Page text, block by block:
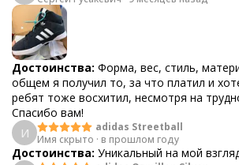
Достоинства: Форма, вес, стиль,
общем я получил то, за что платил и
ребят тоже восхитил, несмотря на
Спасибо вам!
И
adidas Streetball
Имя скрыто · в прошлом году
Достоинства: Уникальный на мой